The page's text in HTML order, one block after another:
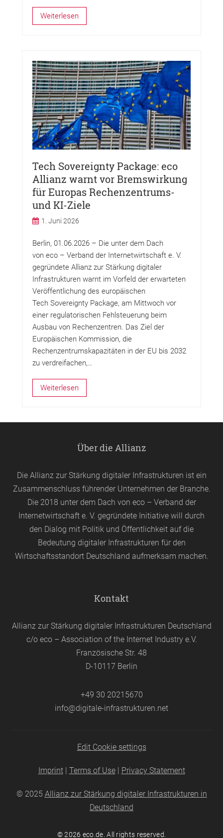
Weiterlesen
Tech Sovereignty Package: eco
Allianz warnt vor Bremswirkung
für Europas Rechenzentrums-
und KI-Ziele
1. Juni 2026
Berlin, 01.06.2026 – Die unter dem Dach
von eco – Verband der Internetwirtschaft e. V.
gegründete Allianz zur Stärkung digitaler
Infrastrukturen warnt im Vorfeld der erwarteten
Veröffentlichung des europäischen
Tech Sovereignty Package, am Mittwoch vor
einer regulatorischen Fehlsteuerung beim
Ausbau von Rechenzentren. Das Ziel der
Europäischen Kommission, die
Rechenzentrumskapazitäten in der EU bis 2032
zu verdreifachen,…
Weiterlesen
Über die Allianz
Die Allianz zur Stärkung digitaler Infrastrukturen ist ein
Zusammenschluss führender Unternehmen der Branche.
Die 2018 unter dem Dach von eco– Verband der
Internetwirtschaft e. V. gegründete Initiative will durch
den Dialog mit Politik und Öffentlichkeit auf die
Bedeutung digitaler Infrastrukturen für den
Wirtschaftsstandort Deutschland aufmerksam machen.
Kontakt
Allianz zur Stärkung digitaler Infrastrukturen Deutschland
c/o eco – Association of the Internet Industry e.V.
Französische Str. 48
D-10117 Berlin
+49 30 20215670
info@digitale-infrastrukturen.net
Edit Cookie settings
Imprint| Terms of Use| Privacy Statement
© 2025 Allianz zur Stärkung digitaler Infrastrukturen in
Deutschland
© 2026 eco.de . All rights reserved.